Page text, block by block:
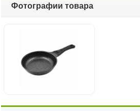
Фотографии товара